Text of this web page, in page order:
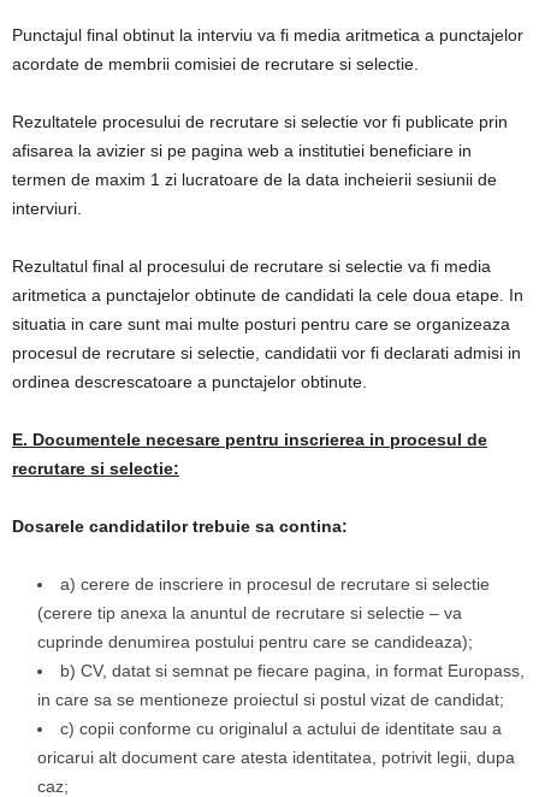
Punctajul final obtinut la interviu va fi media aritmetica a punctajelor
acordate de membrii comisiei de recrutare si selectie.
Rezultatele procesului de recrutare si selectie vor fi publicate prin
afisarea la avizier si pe pagina web a institutiei beneficiare in
termen de maxim 1 zi lucratoare de la data incheierii sesiunii de
interviuri.
Rezultatul final al procesului de recrutare si selectie va fi media
aritmetica a punctajelor obtinute de candidati la cele doua etape. In
situatia in care sunt mai multe posturi pentru care se organizeaza
procesul de recrutare si selectie, candidatii vor fi declarati admisi in
ordinea descrescatoare a punctajelor obtinute.
E. Documentele necesare pentru inscrierea in procesul de
recrutare si selectie:
Dosarele candidatilor trebuie sa contina:
a) cerere de inscriere in procesul de recrutare si selectie
(cerere tip anexa la anuntul de recrutare si selectie – va
cuprinde denumirea postului pentru care se candideaza);
b) CV, datat si semnat pe fiecare pagina, in format Europass,
in care sa se mentioneze proiectul si postul vizat de candidat;
c) copii conforme cu originalul a actului de identitate sau a
oricarui alt document care atesta identitatea, potrivit legii, dupa
caz;